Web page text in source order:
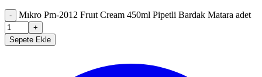
- Mıkro Pm-2012 Fruıt Cream 450ml Pipetli Bardak Matara adet
+
Sepete Ekle